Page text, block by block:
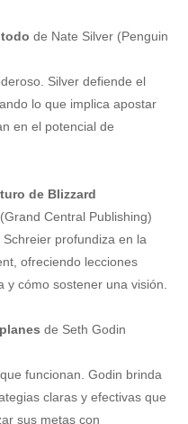
de Nate Silver (Penguin
Silver defiende el
lo que implica apostar
en el potencial de
de Blizzard
Central Publishing)
profundiza en la
ofreciendo lecciones
cómo sostener una visión.
de Seth Godin
funcionan. Godin brinda
claras y efectivas que
sus metas con